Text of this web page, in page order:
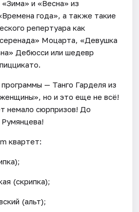
и «Весна» из
года», а также такие
репертуара как
Моцарта, «Девушка
Дебюсси или шедевр
— Танго Гарделя из
но и это еще не всё!
немало сюрпризов! До
квартет:
(скрипка);
(альт);